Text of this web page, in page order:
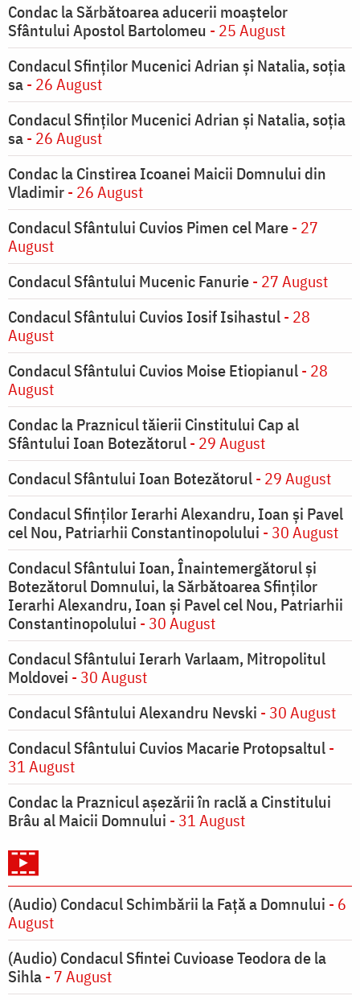
Condac la Sărbătoarea aducerii moaştelor
Sfântului Apostol Bartolomeu - 25 August
Condacul Sfinţilor Mucenici Adrian şi Natalia, soţia
sa- 26 August
Condacul Sfinţilor Mucenici Adrian şi Natalia, soţia
sa- 26 August
Condac la Cinstirea Icoanei Maicii Domnului din
Vladimir- 26 August
Condacul Sfântului Cuvios Pimen cel Mare- 27
August
Condacul Sfântului Mucenic Fanurie- 27 August
Condacul Sfântului Cuvios Iosif Isihastul- 28
August
Condacul Sfântului Cuvios Moise Etiopianul- 28
August
Condac la Praznicul tăierii Cinstitului Cap al
Sfântului Ioan Botezătorul- 29 August
Condacul Sfântului Ioan Botezătorul- 29 August
Condacul Sfinţilor Ierarhi Alexandru, Ioan şi Pavel
cel Nou, Patriarhii Constantinopolului - 30 August
Condacul Sfântului Ioan, Înaintemergătorul şi
Botezătorul Domnului, la Sărbătoarea Sfinţilor
Ierarhi Alexandru, Ioan şi Pavel cel Nou, Patriarhii
Constantinopolului - 30 August
Condacul Sfântului Ierarh Varlaam, Mitropolitul
Moldovei - 30 August
Condacul Sfântului Alexandru Nevski - 30 August
Condacul Sfântului Cuvios Macarie Protopsaltul-
31 August
Condac la Praznicul aşezării în raclă a Cinstitului
Brâu al Maicii Domnului - 31 August
(Audio) Condacul Schimbării la Față a Domnului - 6
August
(Audio) Condacul Sfintei Cuvioase Teodora de la
Sihla- 7 August